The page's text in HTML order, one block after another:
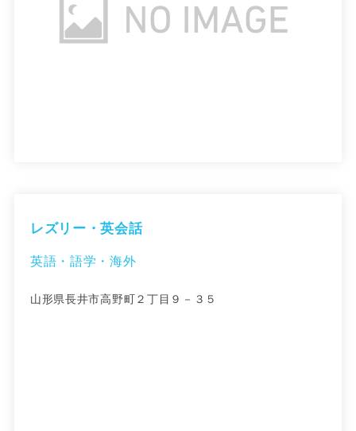
レズリー・英会話
英語・語学・海外
山形県長井市高野町２丁目９－３５